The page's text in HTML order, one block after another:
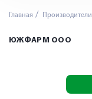
Главная Производители
ЮЖФАРМ ООО